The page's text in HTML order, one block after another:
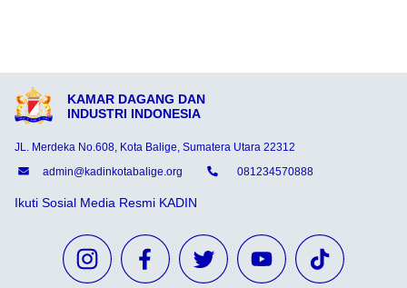
KAMAR DAGANG DAN
INDUSTRI INDONESIA
JL. Merdeka No.608, Kota Balige, Sumatera Utara 22312
admin@kadinkotabalige.org
081234570888
Ikuti Sosial Media Resmi KADIN